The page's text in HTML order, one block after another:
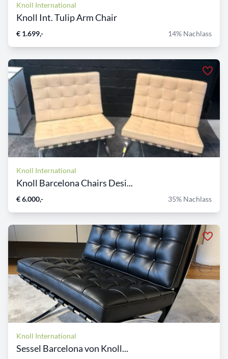
Knoll International
Knoll Int. Tulip Arm Chair
€ 1.699,- 14% Nachlass
Knoll International
Knoll Barcelona Chairs Desi...
€ 6.000,- 35% Nachlass
Knoll International
Sessel Barcelona von Knoll...